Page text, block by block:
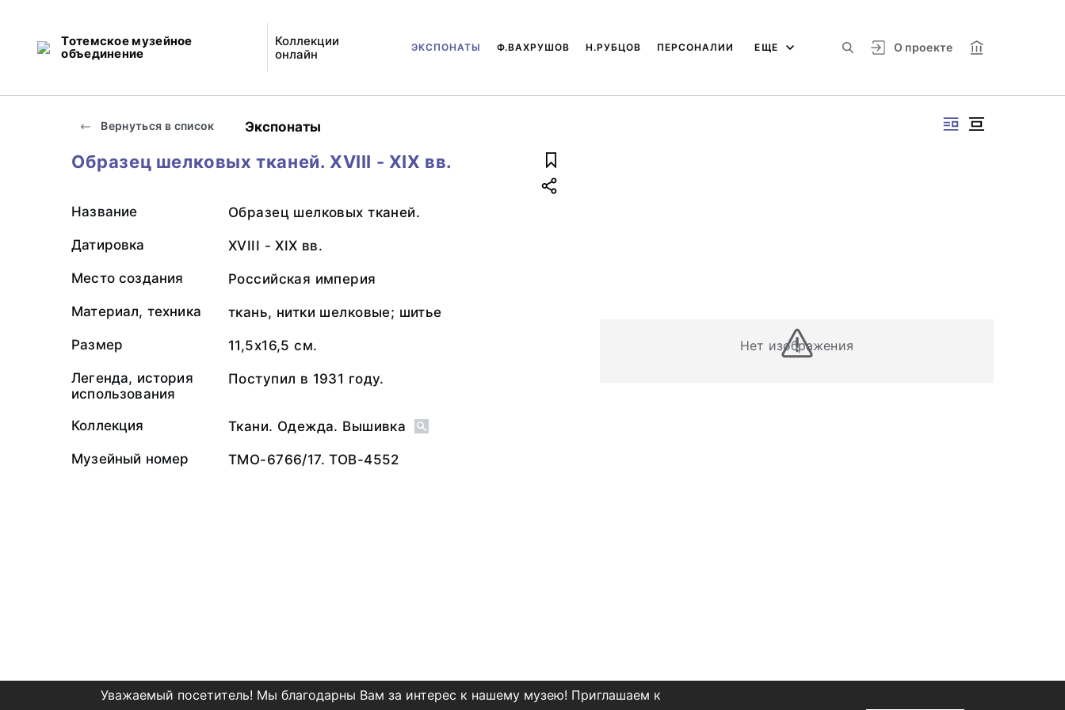
Тотемское музейное
объединение
Коллекции
онлайн
О проекте
ЭКСПОНАТЫ Ф.ВАХРУШОВ Н.РУБЦОВ ПЕРСОНАЛИИ ЕЩЕ
Вернуться в список Экспонаты
Нет изображения
Образец шелковых тканей. XVIII - XIX вв.
Название Образец шелковых тканей.
Датировка XVIII - XIX вв.
Место создания Российская империя
Материал, техника ткань, нитки шелковые; шитье
Размер 11,5х16,5 см.
Легенда, история
использования
Поступил в 1931 году.
Коллекция Ткани. Одежда. Вышивка
Музейный номер ТМО-6766/17. ТОВ-4552
Уважаемый посетитель! Мы благодарны Вам за интерес к нашему музею! Приглашаем к